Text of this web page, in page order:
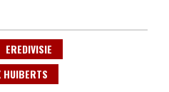
EREDIVISIE
HUIBERTS